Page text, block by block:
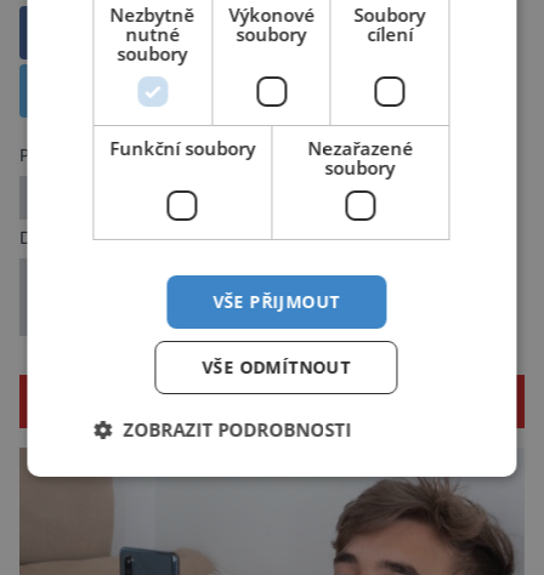
Sdílet na Facebooku
Sdílet na X
Předchozí článek
Podivná vulkanická aktivita
Další článek
Kvantové propletení zvyšuje rozlišovací
SOUVISEJÍCÍ ČLÁNKY
Nezbytně
nutné
soubory
Výkonové
soubory
Soubory
cílení
Funkční soubory
Nezařazené
soubory
VŠE PŘIJMOUT
VŠE ODMÍTNOUT
ZOBRAZIT PODROBNOSTI